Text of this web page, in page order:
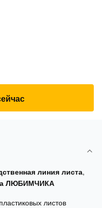
линия листа,
ЛЮБИМЧИКА
листов